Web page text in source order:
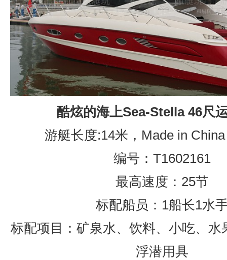
酷炫的海上Sea-Stella 46尺
游艇长度:14米，Made in
编号：T1602161
最高速度：25节
标配船员：1船长1水
标配项目：矿泉水、饮料、小吃、水
浮潜用具